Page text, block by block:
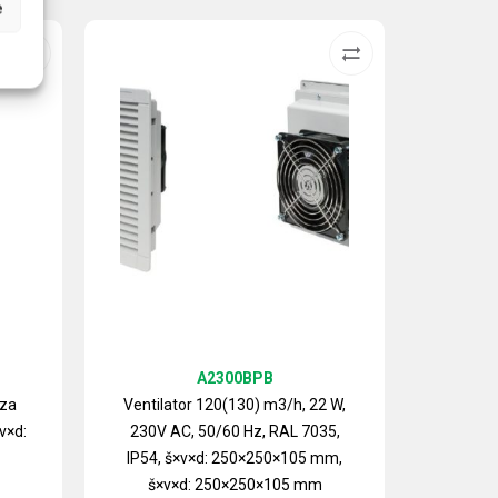
Ventilator 120(130) m3/h, 22 W,
230V AC, 50/60 Hz, RAL 7035,
IP54, š×v×d: 250×250×105 mm,
š×v×d: 250×250×105 mm
A2300BPB